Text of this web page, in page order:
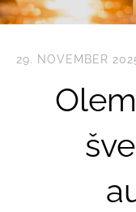
29. NOVEMBER